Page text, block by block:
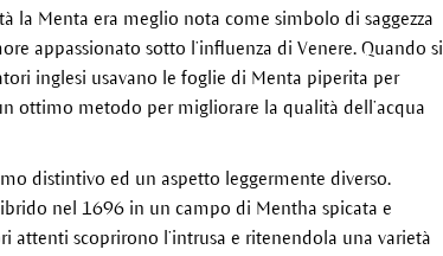
la Menta era meglio nota come simbolo di saggezza
appassionato sotto l’influenza di Venere. Quando si
inglesi usavano le foglie di Menta piperita per
ottimo metodo per migliorare la qualità dell’acqua
distintivo ed un aspetto leggermente diverso.
nel 1696 in un campo di Mentha spicata e
attenti scoprirono l’intrusa e ritenendola una varietà